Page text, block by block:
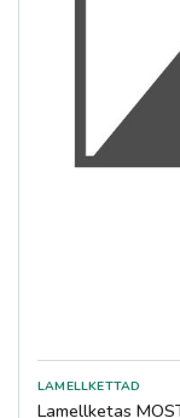
Lamellketas